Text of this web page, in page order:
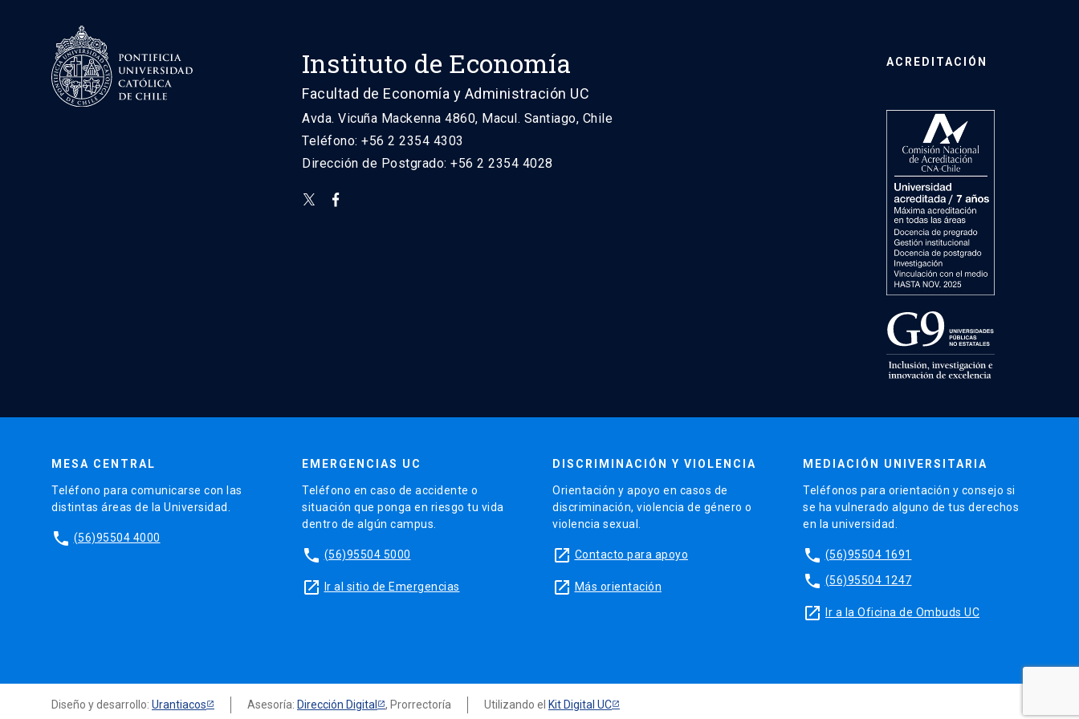
Instituto de Economía
Facultad de Economía y Administración UC
Avda. Vicuña Mackenna 4860, Macul. Santiago, Chile
Teléfono: +56 2 2354 4303
Dirección de Postgrado: +56 2 2354 4028
ACREDITACIÓN
MESA CENTRAL
Teléfono para comunicarse con las
distintas áreas de la Universidad.
phone (56)95504 4000
EMERGENCIAS UC
Teléfono en caso de accidente o
situación que ponga en riesgo tu vida
dentro de algún campus.
phone (56)95504 5000
launch Ir al sitio de Emergencias
DISCRIMINACIÓN Y VIOLENCIA
Orientación y apoyo en casos de
discriminación, violencia de género o
violencia sexual.
launch Contacto para apoyo
launch Más orientación
MEDIACIÓN UNIVERSITARIA
Teléfonos para orientación y consejo si
se ha vulnerado alguno de tus derechos
en la universidad.
phone (56)95504 1691
phone (56)95504 1247
launch Ir a la Oficina de Ombuds UC
Diseño y desarrollo: Urantiacos Asesoría: Dirección Digital , Prorrectoría Utilizando el Kit Digital UC